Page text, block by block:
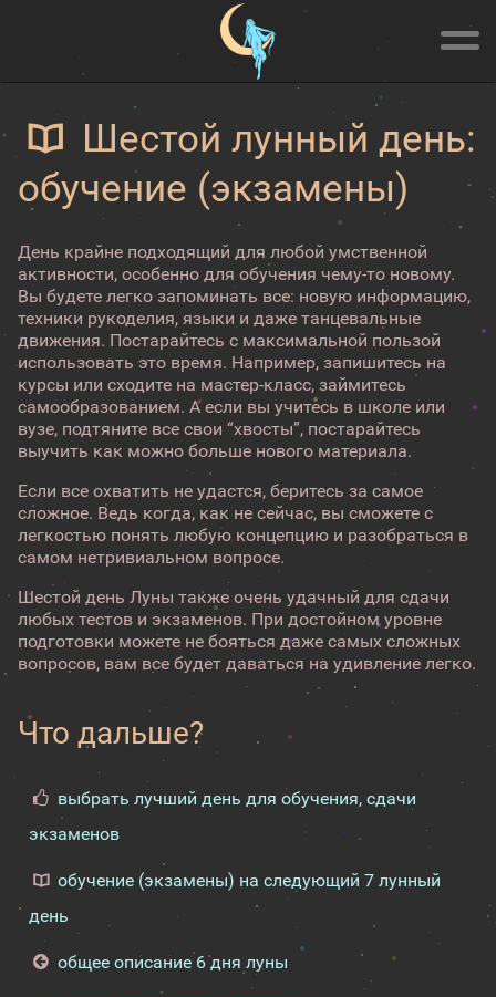
Шестой лунный день:
обучение (экзамены)
День крайне подходящий для любой умственной
активности, особенно для обучения чему-то новому.
Вы будете легко запоминать все: новую информацию,
техники рукоделия, языки и даже танцевальные
движения. Постарайтесь с максимальной пользой
использовать это время. Например, запишитесь на
курсы или сходите на мастер-класс, займитесь
самообразованием. А если вы учитесь в школе или
вузе, подтяните все свои “хвосты”, постарайтесь
выучить как можно больше нового материала.
Если все охватить не удастся, беритесь за самое
сложное. Ведь когда, как не сейчас, вы сможете с
легкостью понять любую концепцию и разобраться в
самом нетривиальном вопросе.
Шестой день Луны также очень удачный для сдачи
любых тестов и экзаменов. При достойном уровне
подготовки можете не бояться даже самых сложных
вопросов, вам все будет даваться на удивление легко.
Что дальше?
выбрать лучший день для обучения, сдачи
экзаменов
обучение (экзамены) на следующий 7 лунный
день
общее описание 6 дня луны